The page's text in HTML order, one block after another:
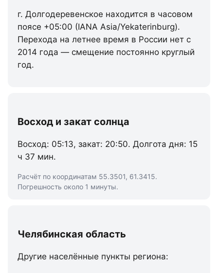
г. Долгодеревенское находится в часовом
поясе +05:00 (IANA Asia/Yekaterinburg).
Перехода на летнее время в России нет с
2014 года — смещение постоянно круглый
год.
Восход и закат солнца
Восход: 05:13, закат: 20:50. Долгота дня: 15
ч 37 мин.
Расчёт по координатам 55.3501, 61.3415.
Погрешность около 1 минуты.
Челябинская область
Другие населённые пункты региона: